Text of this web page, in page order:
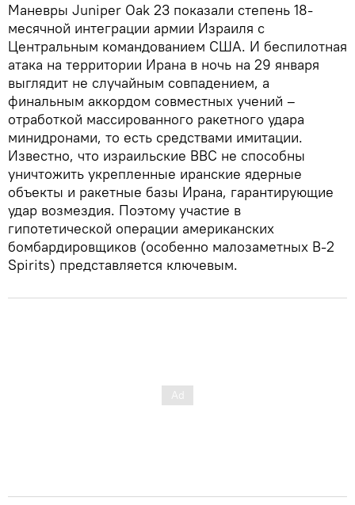
Маневры Juniper Oak 23 показали степень 18-
месячной интеграции армии Израиля с
Центральным командованием США. И беспилотная
атака на территории Ирана в ночь на 29 января
выглядит не случайным совпадением, а
финальным аккордом совместных учений –
отработкой массированного ракетного удара
минидронами, то есть средствами имитации.
Известно, что израильские ВВС не способны
уничтожить укрепленные иранские ядерные
объекты и ракетные базы Ирана, гарантирующие
удар возмездия. Поэтому участие в
гипотетической операции американских
бомбардировщиков (особенно малозаметных B-2
Spirits) представляется ключевым.